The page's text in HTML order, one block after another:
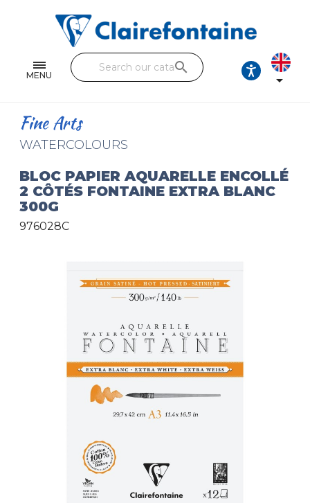
MENU
Single and double sheets
Fine arts
Handicraft
Pencil cases & Leather goods
FIND OUR COLLECTIONS
search

Fine Arts
WATERCOLOURS
BLOC PAPIER AQUARELLE ENCOLLÉ
2 CÔTÉS FONTAINE EXTRA BLANC
300G
976028C